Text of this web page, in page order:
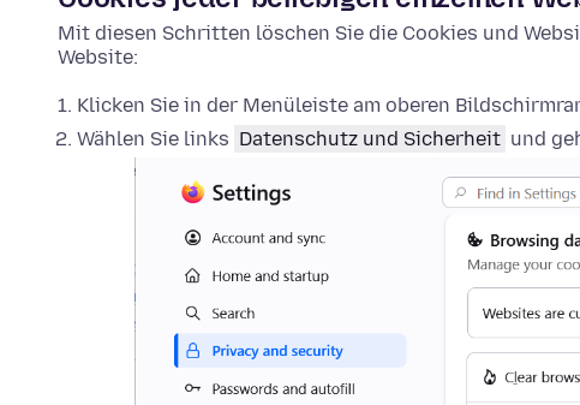
Mit diesen Schritten löschen Sie die Cookies und
Website:
Klicken Sie in der Menüleiste am oberen
Wählen Sie links Datenschutz und Sicherheit und